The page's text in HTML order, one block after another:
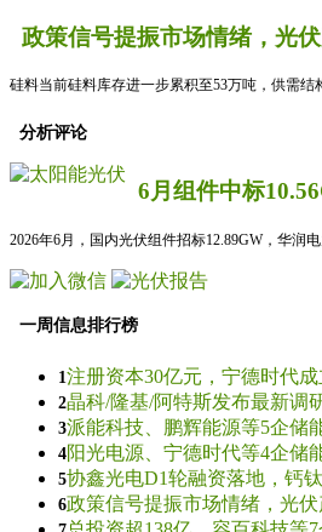
政策信号提振市场情绪，光
硅料当前硅料库存进一步累积至53万吨，供需
分析评论
6月组件中标
2026年6月，国内光伏组件招标12.89GW，华润
一周信息排行榜
1注册资本30亿元，宁德时代
2晶科/隆基/阿特斯发布最新调
3派能科技、鹏辉能源等5企储
4阳光电源、宁德时代等4企储
5协鑫光电D1轮融资落地，钙
6政策信号提振市场情绪，光